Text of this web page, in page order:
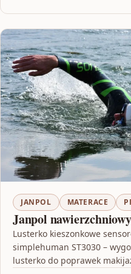
JANPOL MATERACE
Janpol
Lusterko kieszonkowe
simplehuman ST3030 –
lusterko do poprawek